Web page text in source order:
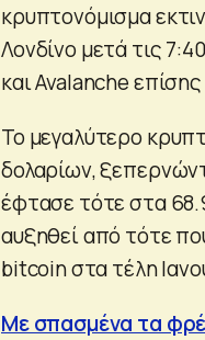
κρυπτονόμισμα
Λονδίνο μετά τις
και Avalanche
Το μεγαλύτερο
δολαρίων,
έφτασε τότε στα
αυξηθεί από τότε
bitcoin στα τέλη
Με σπασμένα τα